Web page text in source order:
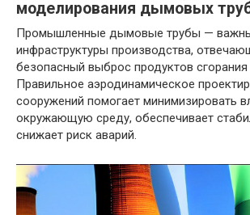
моделирования дымовых
Промышленные дымовые трубы —
инфраструктуры производства,
безопасный выброс продуктов
Правильное аэродинамическое
сооружений помогает минимизировать
окружающую среду, обеспечивает
снижает риск аварий.